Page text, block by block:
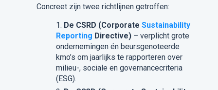
Concreet zijn twee richtlijnen getroffen:
De CSRD (Corporate Sustainability
Reporting Directive)– verplicht grote
ondernemingen én beursgenoteerde
kmo’s om jaarlijks te rapporteren over
milieu-, sociale en governancecriteria
(ESG).